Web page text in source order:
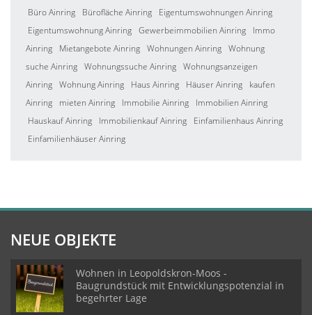
Büro Ainring Bürofläche Ainring
Eigentumswohnungen Ainring
Eigentumswohnung Ainring Gewerbeimmobilien Ainring
Immo
Ainring
Mietangebote Ainring Wohnungen Ainring Wohnung
suche Ainring Wohnungssuche Ainring Wohnungsanzeigen
Ainring Wohnung Ainring Haus Ainring Häuser Ainring
kaufen
Ainring
mieten Ainring Immobilie Ainring
Immobilien Ainring
Hauskauf Ainring
Immobilienkauf Ainring
Einfamilienhaus Ainring
Einfamilienhäuser Ainring
NEUE OBJEKTE
Wohnen in Leopoldskron-Moos -
Baugrundstück mit Entwicklungspotenzial in
begehrter Lage